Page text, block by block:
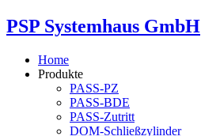
PSP Systemhaus GmbH
Home
Produkte
PASS-PZ
PASS-BDE
PASS-Zutritt
DOM-Schließzylinder